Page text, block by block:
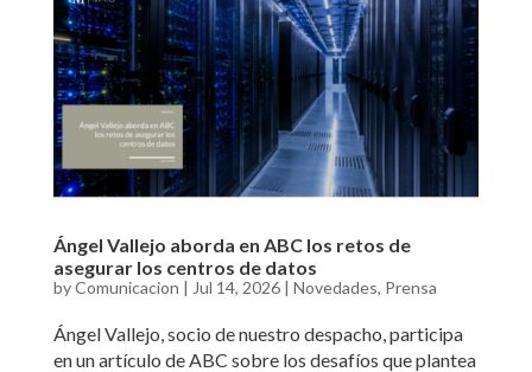
Ángel Vallejo aborda en ABC los retos de
asegurar los centros de datos
byComunicacion | Jul 14, 2026| Novedades, Prensa
Ángel Vallejo, socio de nuestro despacho, participa
en un artículo de ABC sobre los desafíos que plantea